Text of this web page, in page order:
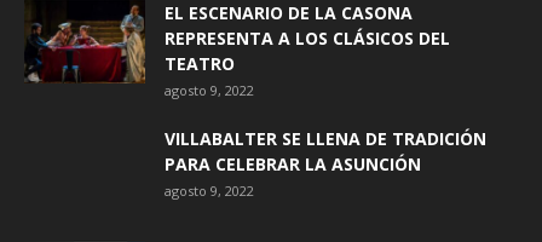
EL ESCENARIO DE LA CASONA
REPRESENTA A LOS CLÁSICOS DEL
TEATRO
agosto 9, 2022
VILLABALTER SE LLENA DE TRADICIÓN
PARA CELEBRAR LA ASUNCIÓN
agosto 9, 2022